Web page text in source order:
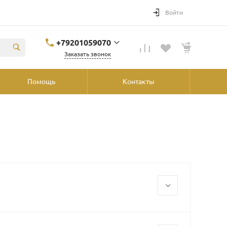
Войти
+79201059070
Заказать звонок
Помощь Контакты